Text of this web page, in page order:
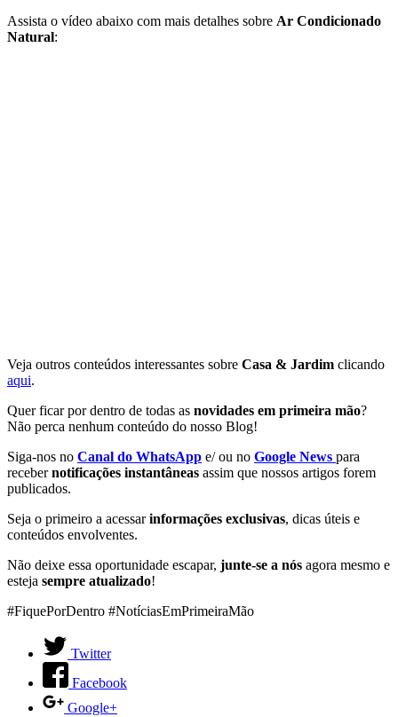
Assista o vídeo abaixo com mais detalhes sobre Ar Condicionado
Natural:
Veja outros conteúdos interessantes sobre Casa & Jardim clicando
aqui.
Quer ficar por dentro de todas as novidades em primeira mão?
Não perca nenhum conteúdo do nosso Blog!
Siga-nos no Canal do WhatsApp e/ ou no Google News para
recebernotificações instantâneas assim que nossos artigos forem
publicados.
Seja o primeiro a acessarinformações exclusivas, dicas úteis e
conteúdos envolventes.
Não deixe essa oportunidade escapar, junte-se a nós agora mesmo e
esteja sempre atualizado!
#FiquePorDentro #NotíciasEmPrimeiraMão
Twitter
Facebook
Google+